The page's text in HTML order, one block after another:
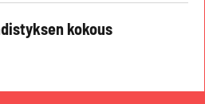
kokous